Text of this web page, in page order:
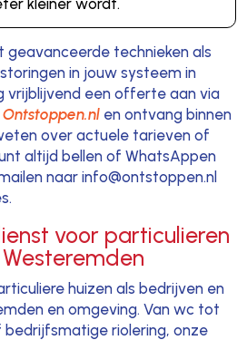
geavanceerde technieken als
in jouw systeem in
vrijblijvend een offerte aan via
en ontvang binnen
over actuele tarieven of
altijd bellen of WhatsAppen
naar info@ontstoppen.nl
voor particulieren
huizen als bedrijven en
en omgeving. Van wc tot
riolering, onze